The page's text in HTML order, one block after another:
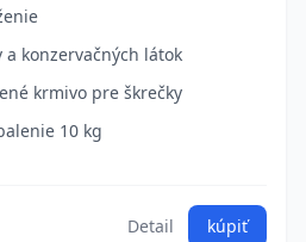
konzervačných látok
krmivo pre škrečky
10 kg
Detail kúpiť